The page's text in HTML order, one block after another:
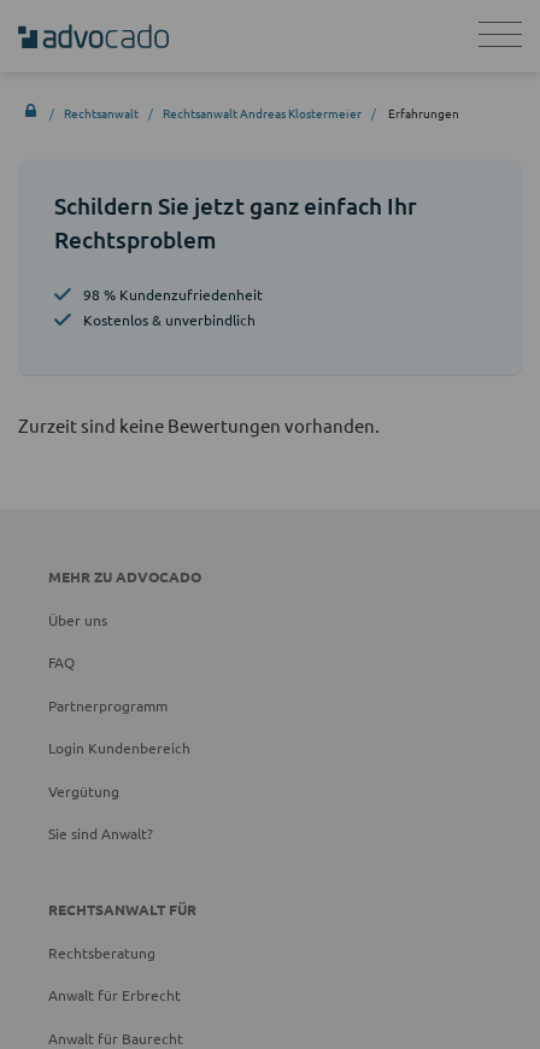
Rechtsanwalt Rechtsanwalt Andreas Klostermeier Erfahrungen
Schildern Sie jetzt ganz einfach Ihr
Rechtsproblem
98 % Kundenzufriedenheit
Kostenlos & unverbindlich
Zurzeit sind keine Bewertungen vorhanden.
MEHR ZU ADVOCADO
Über uns
FAQ
Partnerprogramm
Login Kundenbereich
Vergütung
Sie sind Anwalt?
RECHTSANWALT FÜR
Rechtsberatung
Anwalt für Erbrecht
Anwalt für Baurecht